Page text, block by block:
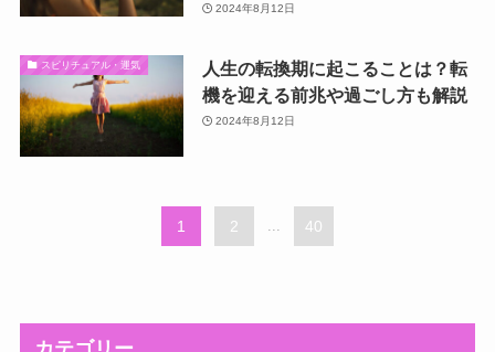
2024年8月12日
スピリチュアル・運気
人生の転換期に起こることは？転
機を迎える前兆や過ごし方も解説
2024年8月12日
1 2 40